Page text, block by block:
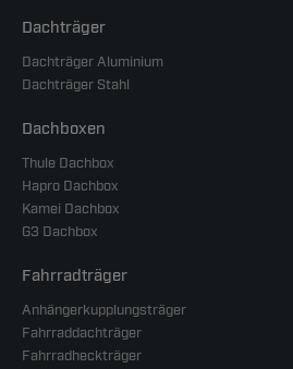
Dachträger
Dachträger Aluminium
Dachträger Stahl
Dachboxen
Thule Dachbox
Hapro Dachbox
Kamei Dachbox
G3 Dachbox
Fahrradträger
Anhängerkupplungsträger
Fahrraddachträger
Fahrradheckträger